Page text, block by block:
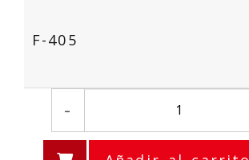
F-405
-